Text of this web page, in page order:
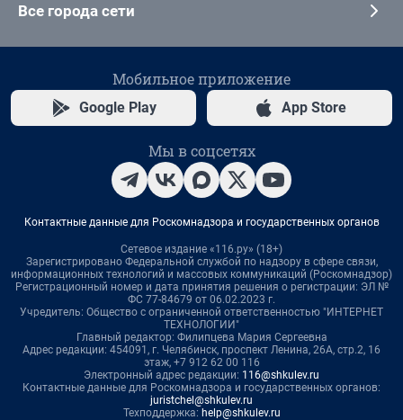
Все города сети
Мобильное приложение
Google Play App Store
Мы в соцсетях
Контактные данные для Роскомнадзора и государственных органов
Сетевое издание «116.ру» (18+)
Зарегистрировано Федеральной службой по надзору в сфере связи,
информационных технологий и массовых коммуникаций (Роскомнадзор)
Регистрационный номер и дата принятия решения о регистрации: ЭЛ №
ФС 77-84679 от 06.02.2023 г.
Учредитель: Общество с ограниченной ответственностью "ИНТЕРНЕТ
ТЕХНОЛОГИИ"
Главный редактор: Филипцева Мария Сергеевна
Адрес редакции: 454091, г. Челябинск, проспект Ленина, 26А, стр.2, 16
этаж, +7 912 62 00 116
Электронный адрес редакции: 116@shkulev.ru
Контактные данные для Роскомнадзора и государственных органов:
juristchel@shkulev.ru
Техподдержка: help@shkulev.ru